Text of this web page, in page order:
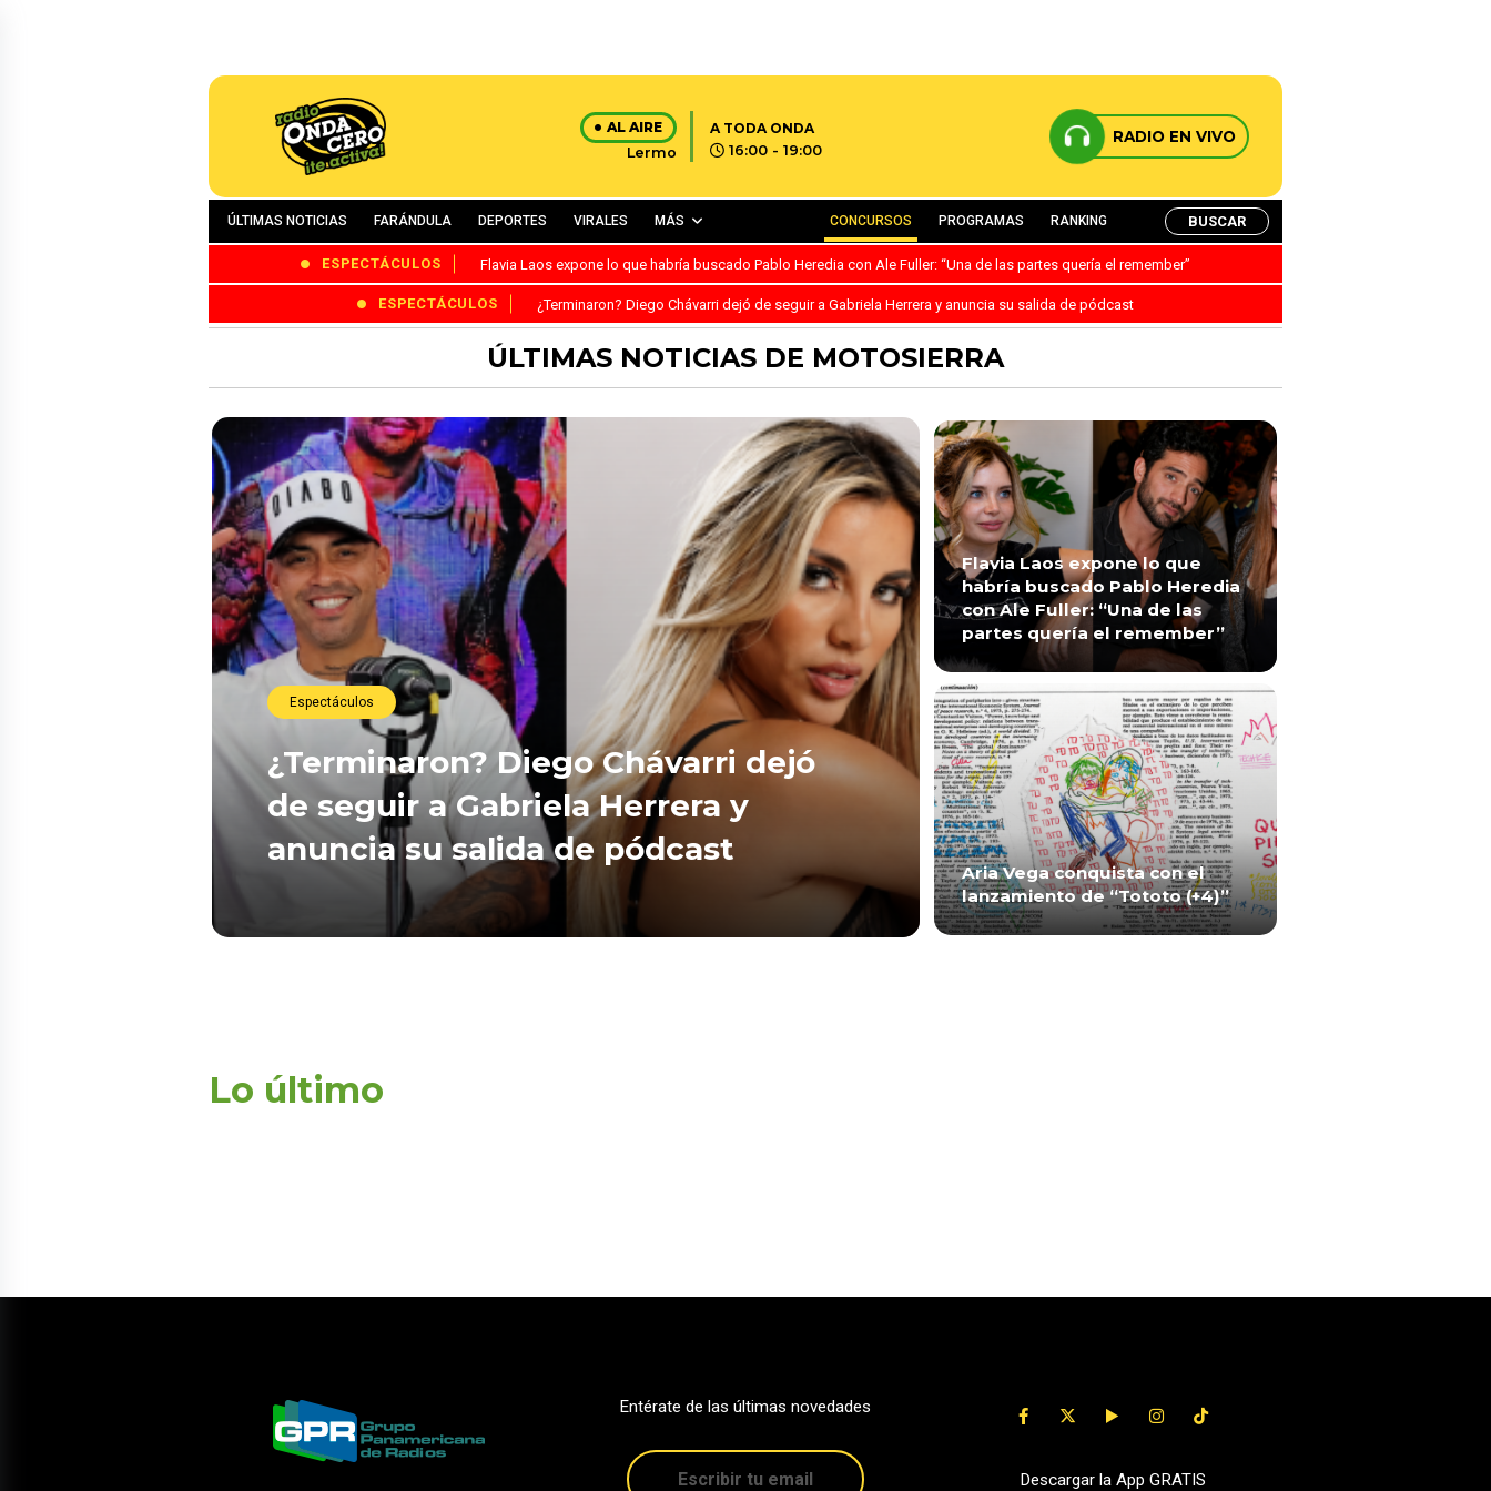
AL AIRE
Lermo
A TODA ONDA
16:00 - 19:00
RADIO EN VIVO
ÚLTIMAS NOTICIAS FARÁNDULA DEPORTES VIRALES MÁS CONCURSOS PROGRAMAS RANKING BUSCAR
ESPECTÁCULOS Flavia Laos expone lo que habría buscado Pablo Heredia con Ale Fuller: “Una de las partes quería el remember”
ESPECTÁCULOS ¿Terminaron? Diego Chávarri dejó de seguir a Gabriela Herrera y anuncia su salida de pódcast
ÚLTIMAS NOTICIAS DE MOTOSIERRA
Espectáculos
¿Terminaron? Diego Chávarri dejó
de seguir a Gabriela Herrera y
anuncia su salida de pódcast
Flavia Laos expone lo que
habría buscado Pablo Heredia
con Ale Fuller: “Una de las
partes quería el remember”
Aria Vega conquista con el
lanzamiento de “Tototo (+4)”
Lo último
Entérate de las últimas novedades
Descargar la App GRATIS